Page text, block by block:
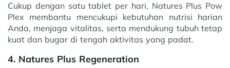
Cukup dengan satu tablet per hari, Natures Plus Pow
Plex membantu mencukupi kebutuhan nutrisi harian
Anda, menjaga vitalitas, serta mendukung tubuh tetap
kuat dan bugar di tengah aktivitas yang padat.
4. Natures Plus Regeneration